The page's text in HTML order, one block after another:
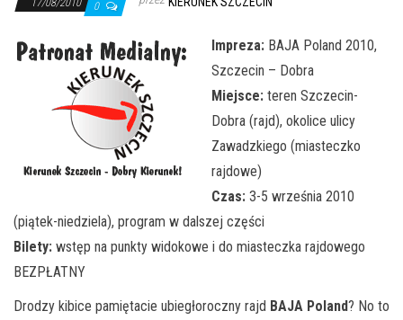
17/08/2010 0
Impreza: BAJA Poland 2010,
Szczecin – Dobra
Miejsce: teren Szczecin-
Dobra (rajd), okolice ulicy
Zawadzkiego (miasteczko
rajdowe)
Czas: 3-5 września 2010
(piątek-niedziela), program w dalszej części
Bilety: wstęp na punkty widokowe i do miasteczka rajdowego
BEZPŁATNY
Drodzy kibice pamiętacie ubiegłoroczny rajd BAJA Poland? No to